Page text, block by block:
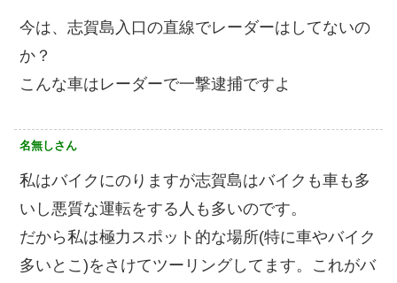
今は、志賀島入口の直線でレーダーはしてないの
か？
こんな車はレーダーで一撃逮捕ですよ
名無しさん
私はバイクにのりますが志賀島はバイクも車も多
いし悪質な運転をする人も多いのです。
だから私は極力スポット的な場所(特に車やバイク
多いとこ)をさけてツーリングしてます。これがバ